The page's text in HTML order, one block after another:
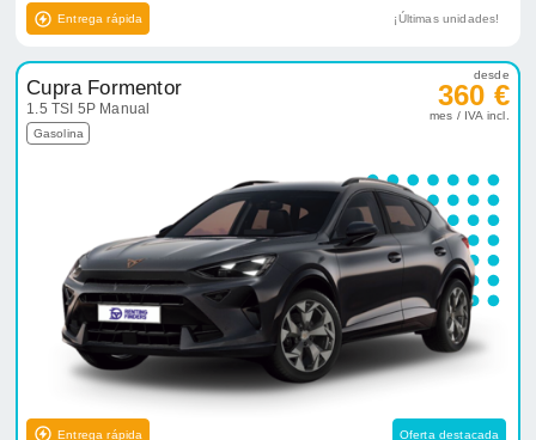
Entrega rápida ¡Últimas unidades!
Cupra Formentor
1.5 TSI 5P Manual
Gasolina
desde
360 €
mes / IVA incl.
Entrega rápida Oferta destacada